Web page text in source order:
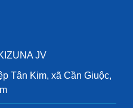
JV
Tân Kim, xã Cần Giuộc,